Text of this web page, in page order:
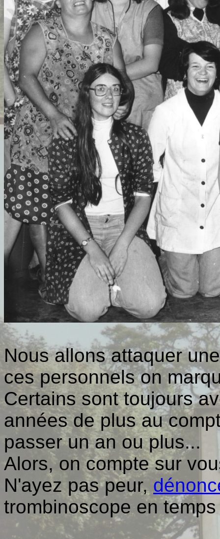
Nous allons attaquer
ces personnels on
Certains sont toujours
années de plus au
passer un an ou plus...
Alors, on compte sur
N'ayez pas peur,
trombinoscope en